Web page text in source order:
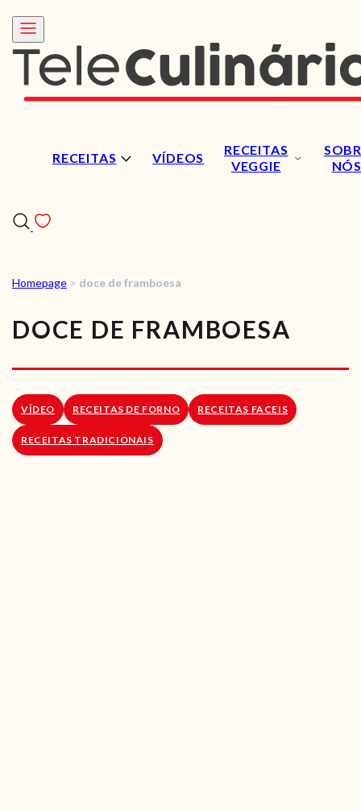
RECEITAS VÍDEOS
RECEITAS
VEGGIE
NÓS
RECEITAS
VÍDEOS
RECEITAS VEGGIE
SOBRE NÓS
LOJA ONLINE
Homepage > doce de framboesa
DOCE DE FRAMBOESA
VÍDEO RECEITAS DE FORNO RECEITAS FACEIS
RECEITAS TRADICIONAIS